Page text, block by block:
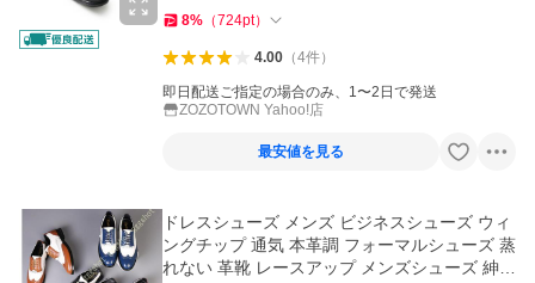
8% （724pt）
4.00（4件）
即日配送ご指定の場合のみ、1〜2日で発送
ZOZOTOWN Yahoo!店
最安値を見る
ドレスシューズ メンズ ビジネスシューズ ウィ
ングチップ 通気 本革調 フォーマルシューズ 蒸
れない 革靴 レースアップ メンズシューズ 紳士